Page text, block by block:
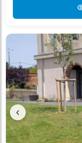
‹